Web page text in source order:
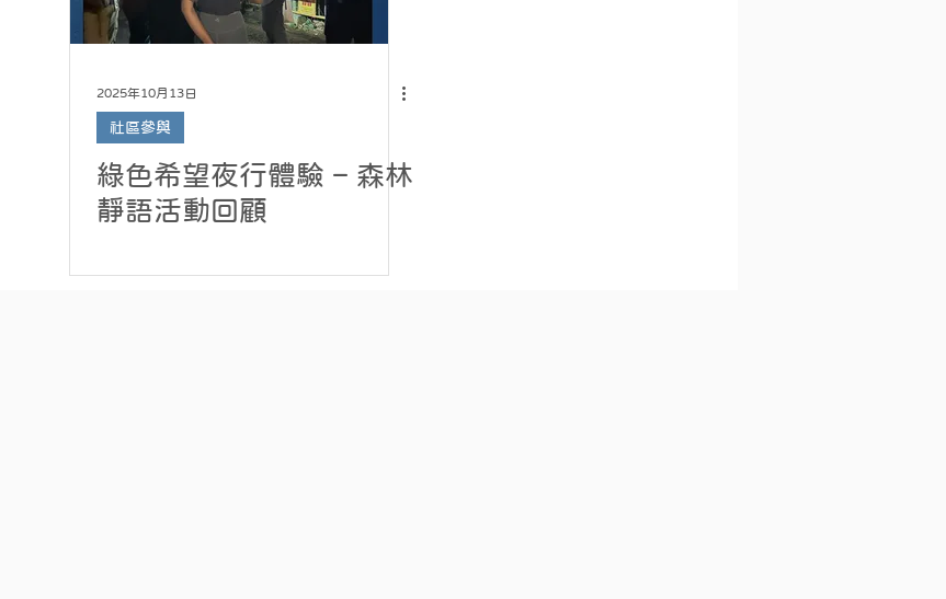
2025年10月13日
社區參與
綠色希望夜行體驗 – 森林
靜語活動回顧